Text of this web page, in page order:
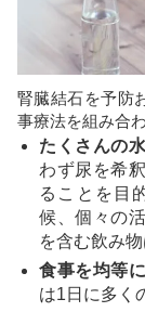
腎臓結石を予防
事療法を組み合
たくさんの
わず尿を希
ることを目
候、個々の
を含む飲み
食事を均等
は1日に多く